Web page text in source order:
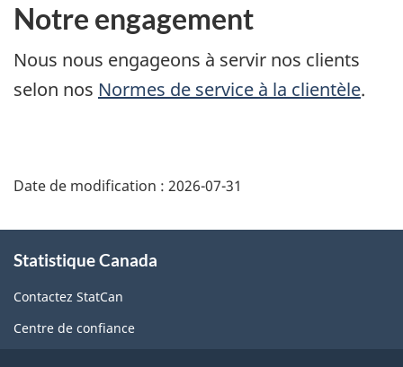
Notre engagement
Nous nous engageons à servir nos clients
selon nos Normes de service à la clientèle.
Date de modification : 2026-07-31
propos
de
ce
Statistique Canada
Contactez StatCan
Centre de confiance